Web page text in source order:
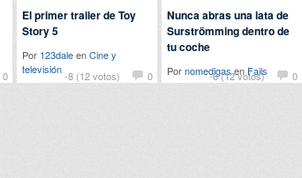
0
-8 (12 votos)
0
El primer trailer de Toy
Story 5
Por 123daleenCine y
televisión
-6 (12 votos) 0
Nunca abras una lata de
Surströmming dentro de
tu coche
Pornomedigasen Fails